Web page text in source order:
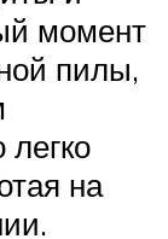
момент
пилы,
на